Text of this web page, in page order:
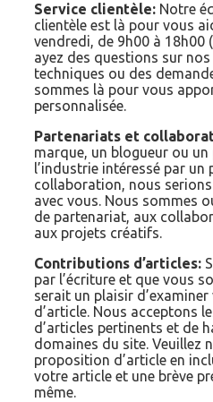
Service clientèle: Notre
clientèle est là pour vous
vendredi, de 9h00 à 18h00
ayez des questions sur
techniques ou des
sommes là pour vous
personnalisée.
Partenariats et
marque, un blogueur ou
l’industrie intéressé par
collaboration, nous
avec vous. Nous sommes
de partenariat, aux
aux projets créatifs.
Contributions d’articles:
par l’écriture et que vous
serait un plaisir
d’article. Nous acceptons
d’articles pertinents et de
domaines du site. Veuillez
proposition d’article en
votre article et une brève
même.